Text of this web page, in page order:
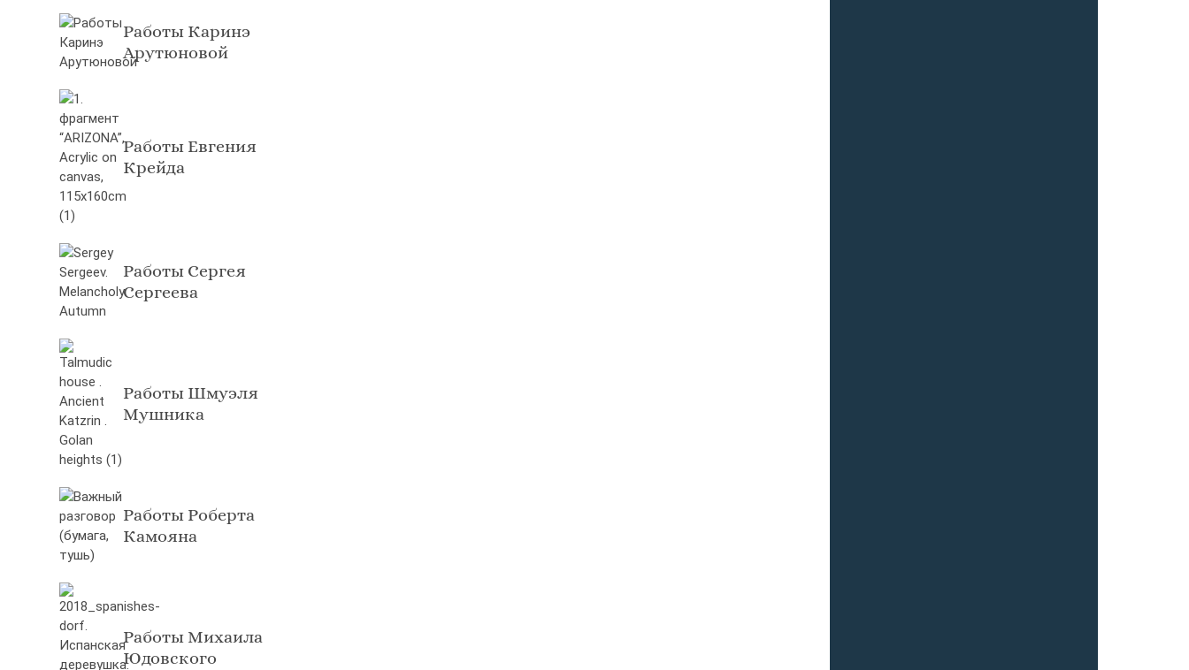
Работы Каринэ
Арутюновой
Работы Евгения
Крейда
Работы Сергея
Сергеева
Работы Шмуэля
Мушника
Работы Роберта
Камояна
Работы Михаила
Юдовского